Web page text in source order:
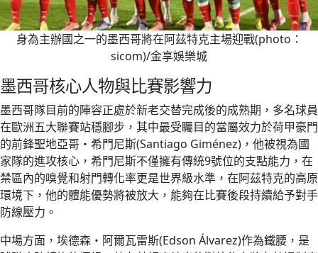
身為主辦國之一的墨西哥將在阿茲特克主場迎戰(photo：
sicom)/金享娛樂城
墨西哥核心人物與比賽影響力
墨西哥隊目前的陣容正處於新老交替完成後的成熟期，多名球員
在歐洲五大聯賽站穩腳步，其中最受矚目的當屬效力於荷甲豪門
的前鋒聖地亞哥・希門尼斯(Santiago Giménez)，他被視為國
家隊的進攻核心，希門尼斯不僅擁有傳統9號位的支點能力，在
禁區內的嗅覺和射門轉化率更是世界級水準，在阿茲特克的高原
環境下，他的體能優勢將被放大，能夠在比賽後段持續給予對手
防線壓力。
中場方面，埃德森・阿爾瓦雷斯(Edson Álvarez)作為鐵腰，是